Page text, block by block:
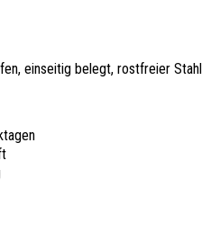
einseitig belegt, rostfreier Stahl